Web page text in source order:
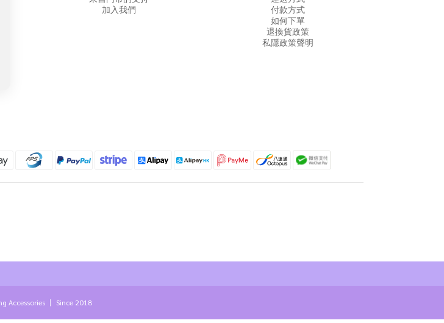
加入我們
付款方式
如何下單
退換貨政策
私隱政策聲明
Accessories 丨 Since 2018